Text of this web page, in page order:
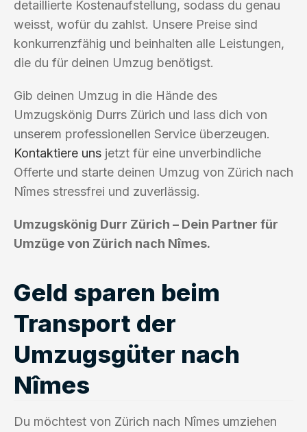
detaillierte Kostenaufstellung, sodass du genau
weisst, wofür du zahlst. Unsere Preise sind
konkurrenzfähig und beinhalten alle Leistungen,
die du für deinen Umzug benötigst.
Gib deinen Umzug in die Hände des
Umzugskönig Durrs Zürich und lass dich von
unserem professionellen Service überzeugen.
Kontaktiere uns jetzt für eine unverbindliche
Offerte und starte deinen Umzug von Zürich nach
Nîmes stressfrei und zuverlässig.
Umzugskönig Durr Zürich – Dein Partner für
Umzüge von Zürich nach Nîmes.
Geld sparen beim
Transport der
Umzugsgüter nach
Nîmes
Du möchtest von Zürich nach Nîmes umziehen